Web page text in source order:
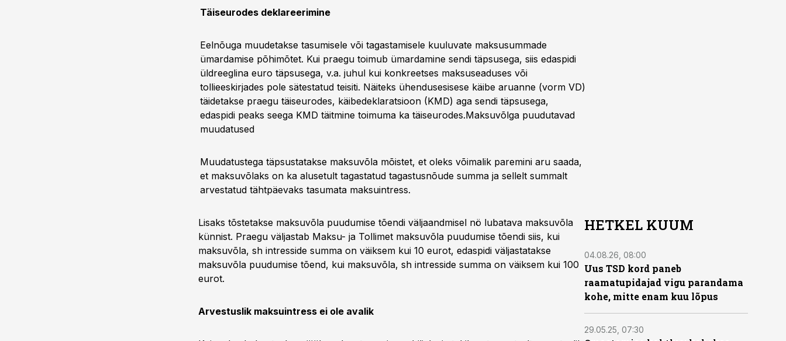
Täiseurodes deklareerimine
Eelnõuga muudetakse tasumisele või tagastamisele kuuluvate maksusummade
ümardamise põhimõtet. Kui praegu toimub ümardamine sendi täpsusega, siis edaspidi
üldreeglina euro täpsusega, v.a. juhul kui konkreetses maksuseaduses või
tollieeskirjades pole sätestatud teisiti. Näiteks ühendusesisese käibe aruanne (vorm VD)
täidetakse praegu täiseurodes, käibedeklaratsioon (KMD) aga sendi täpsusega,
edaspidi peaks seega KMD täitmine toimuma ka täiseurodes.Maksuvõlga puudutavad
muudatused
Muudatustega täpsustatakse maksuvõla mõistet, et oleks võimalik paremini aru saada,
et maksuvõlaks on ka alusetult tagastatud tagastusnõude summa ja sellelt summalt
arvestatud tähtpäevaks tasumata maksuintress.
Lisaks tõstetakse maksuvõla puudumise tõendi väljaandmisel nö lubatava maksuvõla
künnist. Praegu väljastab Maksu- ja Tollimet maksuvõla puudumise tõendi siis, kui
maksuvõla, sh intresside summa on väiksem kui 10 eurot, edaspidi väljastatakse
maksuvõla puudumise tõend, kui maksuvõla, sh intresside summa on väiksem kui 100
eurot.
Arvestuslik maksuintress ei ole avalik
HETKEL KUUM
04.08.26, 08:00
Uus TSD kord paneb
raamatupidajad vigu parandama
kohe, mitte enam kuu lõpus
29.05.25, 07:30